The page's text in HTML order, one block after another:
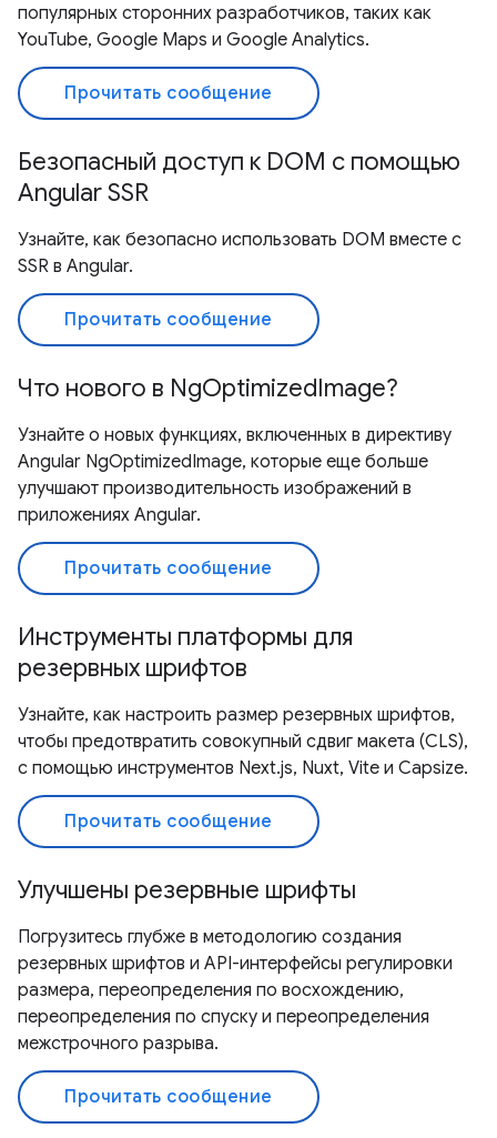
популярных сторонних разработчиков, таких как
YouTube, Google Maps и Google Analytics.
Прочитать сообщение
Безопасный доступ к DOM с помощью
Angular SSR
Узнайте, как безопасно использовать DOM вместе с
SSR в Angular.
Прочитать сообщение
Что нового в NgOptimizedImage?
Узнайте о новых функциях, включенных в директиву
Angular NgOptimizedImage, которые еще больше
улучшают производительность изображений в
приложениях Angular.
Прочитать сообщение
Инструменты платформы для
резервных шрифтов
Узнайте, как настроить размер резервных шрифтов,
чтобы предотвратить совокупный сдвиг макета (CLS),
с помощью инструментов Next.js, Nuxt, Vite и Capsize.
Прочитать сообщение
Улучшены резервные шрифты
Погрузитесь глубже в методологию создания
резервных шрифтов и API-интерфейсы регулировки
размера, переопределения по восхождению,
переопределения по спуску и переопределения
межстрочного разрыва.
Прочитать сообщение